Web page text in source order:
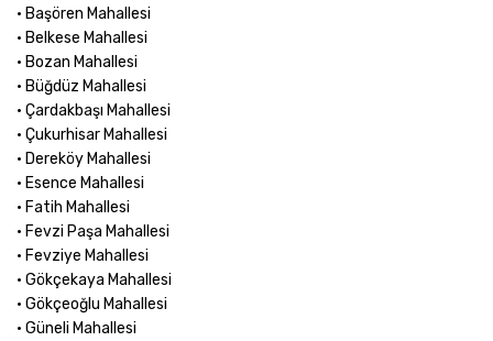
• Başören Mahallesi
• Belkese Mahallesi
• Bozan Mahallesi
• Büğdüz Mahallesi
• Çardakbaşı Mahallesi
• Çukurhisar Mahallesi
• Dereköy Mahallesi
• Esence Mahallesi
• Fatih Mahallesi
• Fevzi Paşa Mahallesi
• Fevziye Mahallesi
• Gökçekaya Mahallesi
• Gökçeoğlu Mahallesi
• Güneli Mahallesi